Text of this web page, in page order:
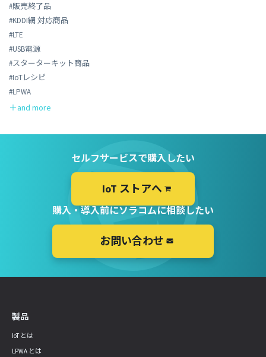
#販売終了品
#KDDI網 対応商品
#LTE
#USB電源
#スターターキット商品
#IoTレシピ
#LPWA
セルフサービスで購入したい
IoT ストアへ
購入・導入前にソラコムに相談したい
お問い合わせ
製品
IoT とは
LPWA とは